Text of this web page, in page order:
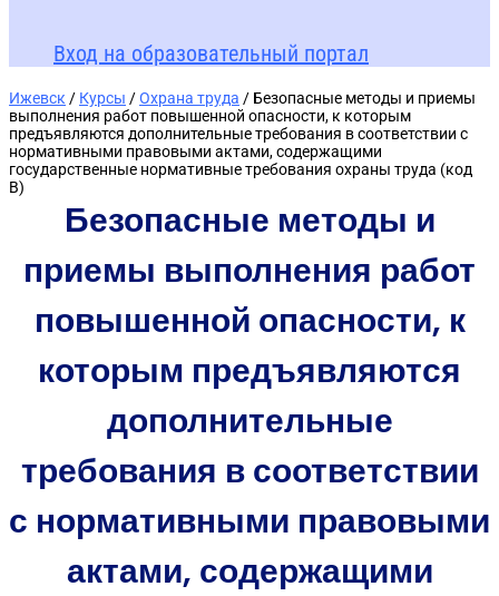
Вход на образовательный портал
Ижевск / Курсы /Охрана труда / Безопасные методы и приемы
выполнения работ повышенной опасности, к которым
предъявляются дополнительные требования в соответствии с
нормативными правовыми актами, содержащими
государственные нормативные требования охраны труда (код
В)
Безопасные методы и
приемы выполнения работ
повышенной опасности, к
которым предъявляются
дополнительные
требования в соответствии
с нормативными правовыми
актами, содержащими